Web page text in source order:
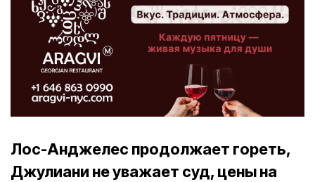
Лос-Анджелес продолжает гореть,
Джулиани не уважает суд, цены на